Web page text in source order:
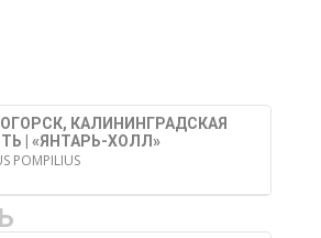
КАЛИНИНГРАДСКАЯ
| «ЯНТАРЬ-ХОЛЛ»
POMPILIUS